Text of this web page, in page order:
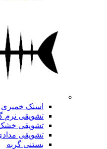
اسنک خمیری
تشویقی نرم
تشویقی خشک
تشویقی
بستنی گربه